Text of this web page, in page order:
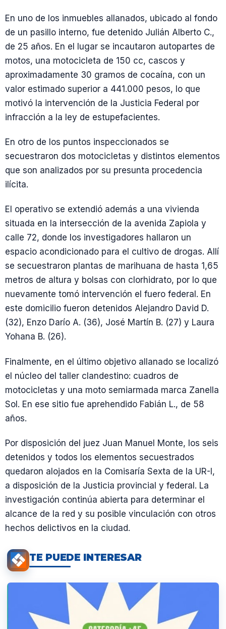
En uno de los inmuebles allanados, ubicado al fondo
de un pasillo interno, fue detenido Julián Alberto C.,
de 25 años. En el lugar se incautaron autopartes de
motos, una motocicleta de 150 cc, cascos y
aproximadamente 30 gramos de cocaína, con un
valor estimado superior a 441.000 pesos, lo que
motivó la intervención de la Justicia Federal por
infracción a la ley de estupefacientes.
En otro de los puntos inspeccionados se
secuestraron dos motocicletas y distintos elementos
que son analizados por su presunta procedencia
ilícita.
El operativo se extendió además a una vivienda
situada en la intersección de la avenida Zapiola y
calle 72, donde los investigadores hallaron un
espacio acondicionado para el cultivo de drogas. Allí
se secuestraron plantas de marihuana de hasta 1,65
metros de altura y bolsas con clorhidrato, por lo que
nuevamente tomó intervención el fuero federal. En
este domicilio fueron detenidos Alejandro David D.
(32), Enzo Darío A. (36), José Martín B. (27) y Laura
Yohana B. (26).
Finalmente, en el último objetivo allanado se localizó
el núcleo del taller clandestino: cuadros de
motocicletas y una moto semiarmada marca Zanella
Sol. En ese sitio fue aprehendido Fabián L., de 58
años.
Por disposición del juez Juan Manuel Monte, los seis
detenidos y todos los elementos secuestrados
quedaron alojados en la Comisaría Sexta de la UR-I,
a disposición de la Justicia provincial y federal. La
investigación continúa abierta para determinar el
alcance de la red y su posible vinculación con otros
hechos delictivos en la ciudad.
TE PUEDE INTERESAR